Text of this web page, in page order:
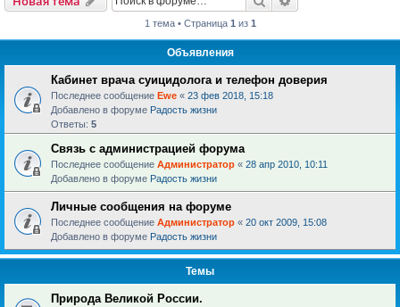
1 тема • Страница 1 из 1
Объявления
Кабинет врача суицидолога и телефон доверия
Последнее сообщение Ewe « 23 фев 2018, 15:18
Добавлено в форуме Радость жизни
Ответы: 5
Связь с администрацией форума
Последнее сообщение Администратор « 28 апр 2010, 10:11
Добавлено в форуме Радость жизни
Личные сообщения на форуме
Последнее сообщение Администратор « 20 окт 2009, 15:08
Добавлено в форуме Радость жизни
Темы
Природа Великой России.